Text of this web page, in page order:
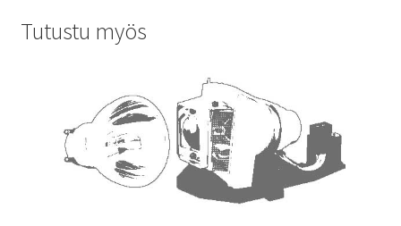
Tutustu myös